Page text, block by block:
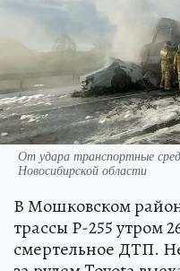
От удара транспортные
Новосибирской области
В Мошковском
трассы Р-255 утром
смертельное ДТП.